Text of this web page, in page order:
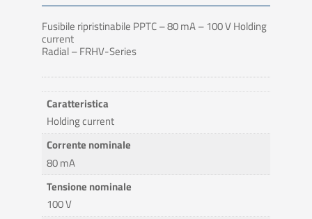
Fusibile ripristinabile PPTC – 80 mA – 100 V Holding
current
Radial – FRHV-Series
Caratteristica
Holding current
Corrente nominale
80 mA
Tensione nominale
100 V